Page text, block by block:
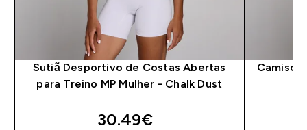
Sutiã Desportivo de Costas Abertas
para Treino MP Mulher - Chalk Dust
discounted price
30.49€‎